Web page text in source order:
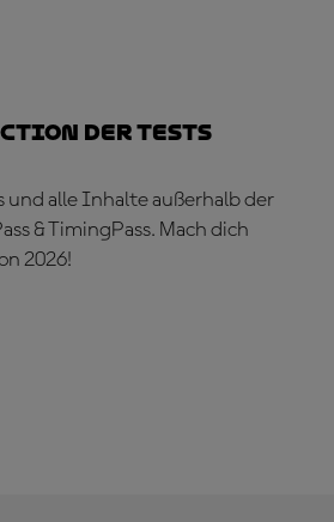
der Tests
und alle Inhalte außerhalb der
& TimingPass. Mach dich
2026!